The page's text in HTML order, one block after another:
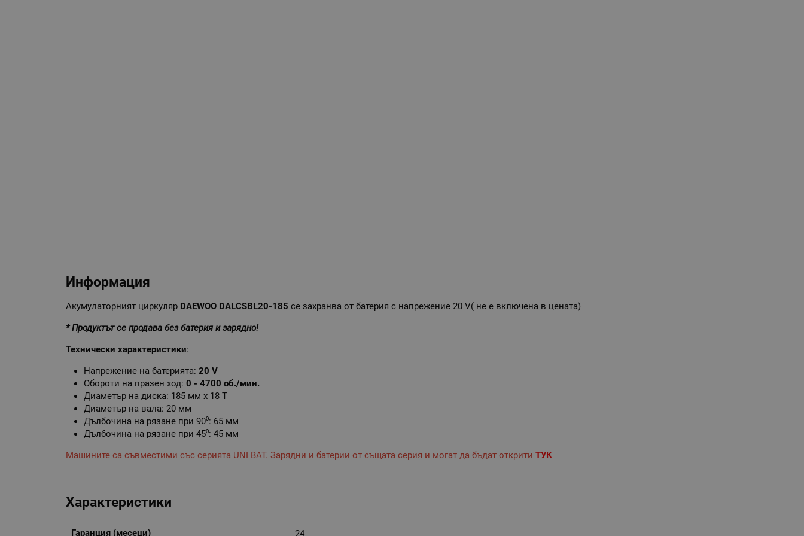
Информация
Акумулаторният циркуляр DAEWOO DALCSBL20-185се захранва от батерия с напрежение 20 V( не е включена в цената)
* Продуктът се продава без батерия и зарядно!
Технически характеристики:
Напрежение на батерията:20 V
Обороти на празен ход:0 - 4700 об./мин.
Диаметър на диска: 185 мм х 18 Т
Диаметър на вала: 20 мм
Дълбочина на рязане при 90⁰: 65 мм
Дълбочина на рязане при 45⁰: 45 мм
Машините са съвместими със серията UNI BAT. Зарядни и батерии от същата серия и могат да бъдат откритиТУК
Характеристики
Гаранция (месеци) 24